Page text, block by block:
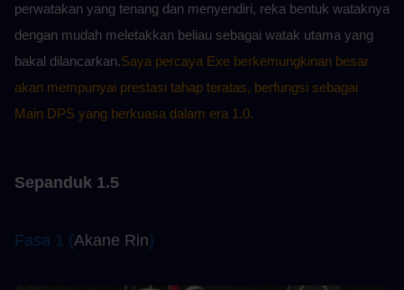
perwatakan yang tenang dan menyendiri, reka bentuk wataknya
dengan mudah meletakkan beliau sebagai watak utama yang
bakal dilancarkan.Saya percaya Exe berkemungkinan besar
akan mempunyai prestasi tahap teratas, berfungsi sebagai
Main DPS yang berkuasa dalam era 1.0.
Sepanduk 1.5
Fasa 1 (Akane Rin)